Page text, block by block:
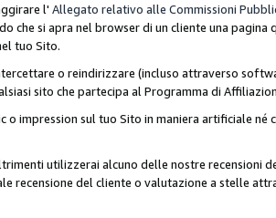
l' Allegato relativo alle Commissioni
che si apra nel browser di un cliente una
tuo Sito.
o reindirizzare (incluso attraverso
sito che partecipa al Programma di
o impression sul tuo Sito in maniera artificiale
utilizzerai alcuno delle nostre recensioni
recensione del cliente o valutazione a stelle